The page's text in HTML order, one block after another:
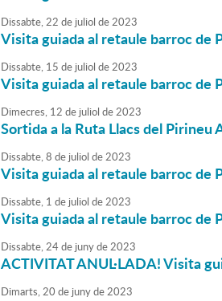
Dissabte,22 de juliol de2023
Visita guiada al retaule barroc de
Dissabte, 15 de juliol de2023
Visita guiada al retaule barroc de
Dimecres, 12 de juliol de2023
Sortida a la Ruta Llacs del Pirineu
Dissabte,8 de juliol de2023
Visita guiada al retaule barroc de
Dissabte, 1 de juliol de2023
Visita guiada al retaule barroc de
Dissabte,24de junyde2023
ACTIVITAT ANUL·LADA! Visita
Dimarts,20 de junyde2023